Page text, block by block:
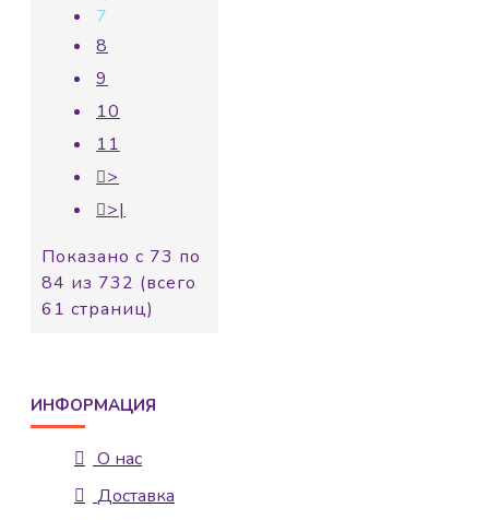
7
8
9
10
11
>
>|
Показано с 73 по
84 из 732 (всего
61 страниц)
ИНФОРМАЦИЯ
О нас
Доставка